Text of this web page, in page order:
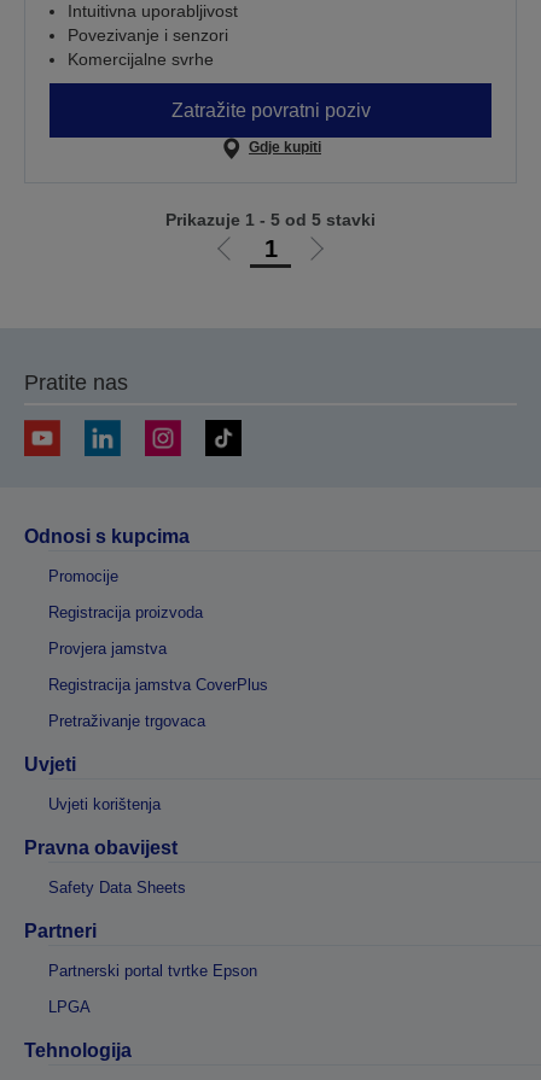
Intuitivna uporabljivost
Povezivanje i senzori
Komercijalne svrhe
Zatražite povratni poziv
Gdje kupiti
Idi
1
Idi
Prikazuje 1 - 5 od 5 stavki
Pratite nas
Odnosi s kupcima
Promocije
Registracija proizvoda
Provjera jamstva
Registracija jamstva CoverPlus
Pretraživanje trgovaca
Uvjeti
Uvjeti korištenja
Pravna obavijest
Safety Data Sheets
Partneri
Partnerski portal tvrtke Epson
LPGA
Tehnologija